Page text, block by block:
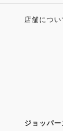
店舗につい
ジョッパ